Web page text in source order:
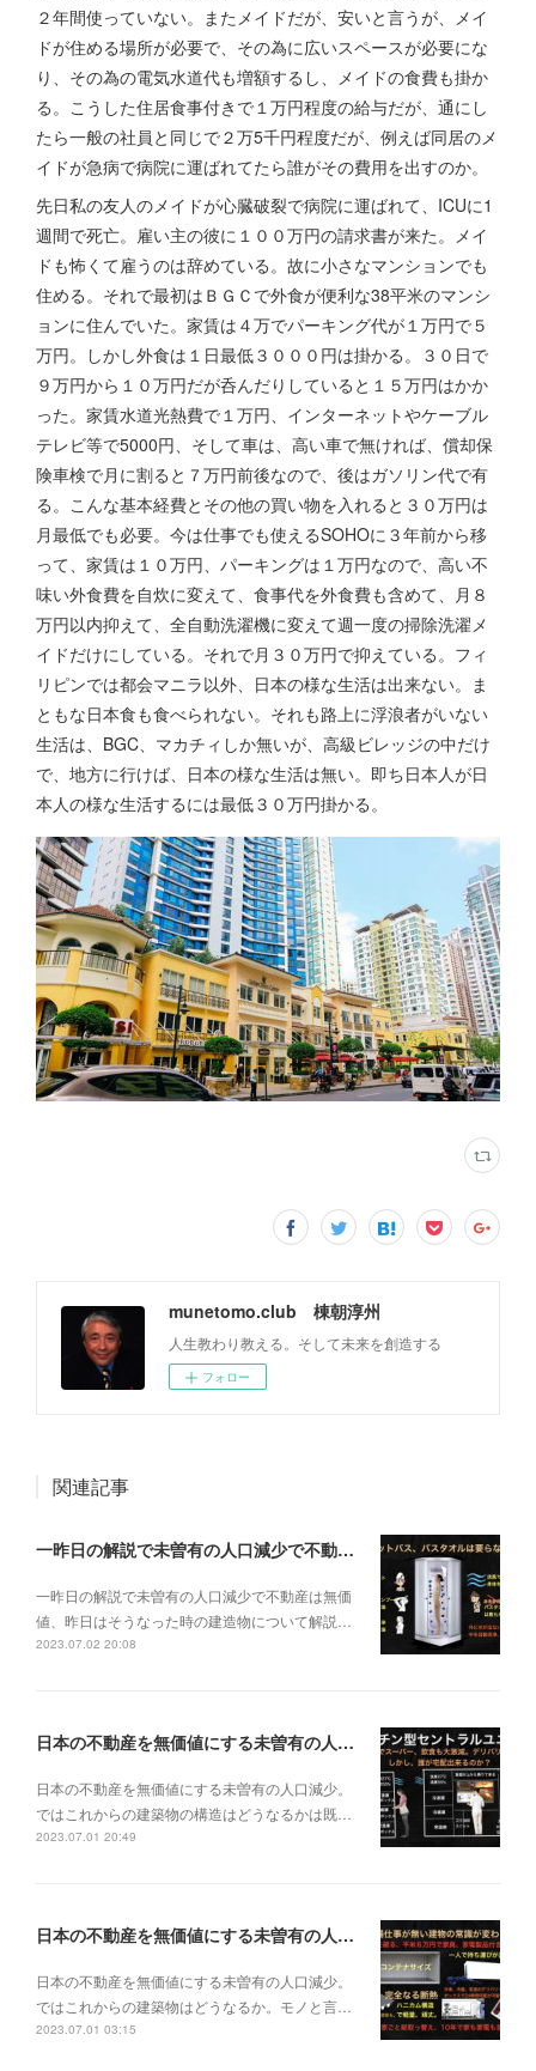
２年間使っていない。またメイドだが、安いと言うが、メイ
ドが住める場所が必要で、その為に広いスペースが必要にな
り、その為の電気水道代も増額するし、メイドの食費も掛か
る。こうした住居食事付きで１万円程度の給与だが、通にし
たら一般の社員と同じで２万5千円程度だが、例えば同居のメ
イドが急病で病院に運ばれてたら誰がその費用を出すのか。
先日私の友人のメイドが心臓破裂で病院に運ばれて、ICUに1
週間で死亡。雇い主の彼に１００万円の請求書が来た。メイ
ドも怖くて雇うのは辞めている。故に小さなマンションでも
住める。それで最初はＢＧＣで外食が便利な38平米のマンシ
ョンに住んでいた。家賃は４万でパーキング代が１万円で５
万円。しかし外食は１日最低３０００円は掛かる。３０日で
９万円から１０万円だが呑んだりしていると１５万円はかか
った。家賃水道光熱費で１万円、インターネットやケーブル
テレビ等で5000円、そして車は、高い車で無ければ、償却保
険車検で月に割ると７万円前後なので、後はガソリン代で有
る。こんな基本経費とその他の買い物を入れると３０万円は
月最低でも必要。今は仕事でも使えるSOHOに３年前から移
って、家賃は１０万円、パーキングは１万円なので、高い不
味い外食費を自炊に変えて、食事代を外食費も含めて、月８
万円以内抑えて、全自動洗濯機に変えて週一度の掃除洗濯メ
イドだけにしている。それで月３０万円で抑えている。フィ
リピンでは都会マニラ以外、日本の様な生活は出来ない。ま
ともな日本食も食べられない。それも路上に浮浪者がいない
生活は、BGC、マカチィしか無いが、高級ビレッジの中だけ
で、地方に行けば、日本の様な生活は無い。即ち日本人が日
本人の様な生活するには最低３０万円掛かる。
munetomo.club 棟朝淳州
人生教わり教える。そして未来を創造する
フォロー
関連記事
一昨日の解説で未曽有の人口減少で不動産は無価値、昨日はそうなった時の建造物について解説、今日からはその設備について解説をして行く。
一昨日の解説で未曽有の人口減少で不動産は無価
値、昨日はそうなった時の建造物について解説…
2023.07.02 20:08
日本の不動産を無価値にする未曽有の人口減少。ではこれからの建築物の構造はどうなるかは既に解説した。今はその内部の内容。その1
日本の不動産を無価値にする未曽有の人口減少。
ではこれからの建築物の構造はどうなるかは既…
2023.07.01 20:49
日本の不動産を無価値にする未曽有の人口減少。ではこれからの建築物はどうなるか。
日本の不動産を無価値にする未曽有の人口減少。
ではこれからの建築物はどうなるか。モノと言…
2023.07.01 03:15